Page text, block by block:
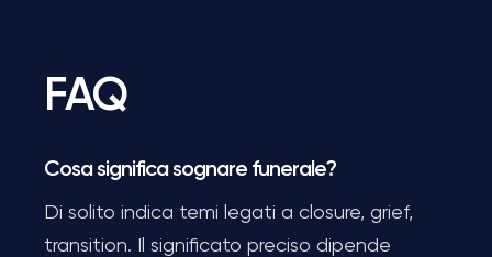
FAQ
Cosa significa sognare funerale?
Di solito indica temi legati a closure, grief,
transition. Il significato preciso dipende